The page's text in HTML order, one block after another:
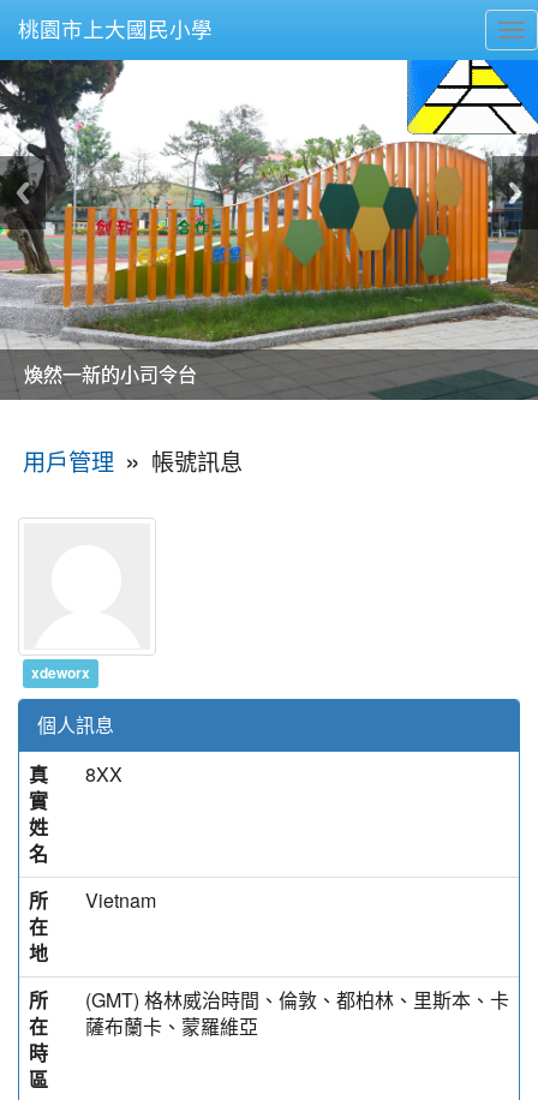
桃園市上大國民小學
美麗的操場是我們活力的來源
美麗的操場是我們活力的來源
煥然一新的小司令台
煥然一新的小司令台
富含桃園埤塘田園風光意象的中廊
富含桃園埤塘田園風光意象的中廊
嶄新的中庭廣場
嶄新的中庭廣場
水生池生生不息
水生池生生不息
用戶管理 » 帳號訊息
xdeworx
個人訊息
真
實
姓
名
8XX
所
在
地
Vietnam
所
在
時
區
(GMT) 格林威治時間、倫敦、都柏林、里斯本、卡
薩布蘭卡、蒙羅維亞